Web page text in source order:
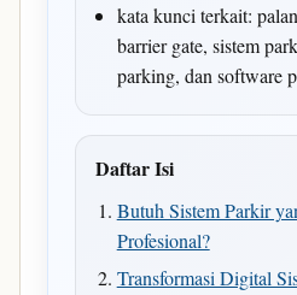
kata kunci terkait:
barrier gate, sistem
parking, dan software
Daftar Isi
Butuh Sistem Parkir
Profesional?
Transformasi Digital